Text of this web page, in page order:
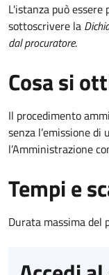
L'istanza può
sottoscrivere la
dal procuratore.
Cosa si
Il procedimento
senza l’emissione
l’Amministrazione
Tempi e
Durata massima